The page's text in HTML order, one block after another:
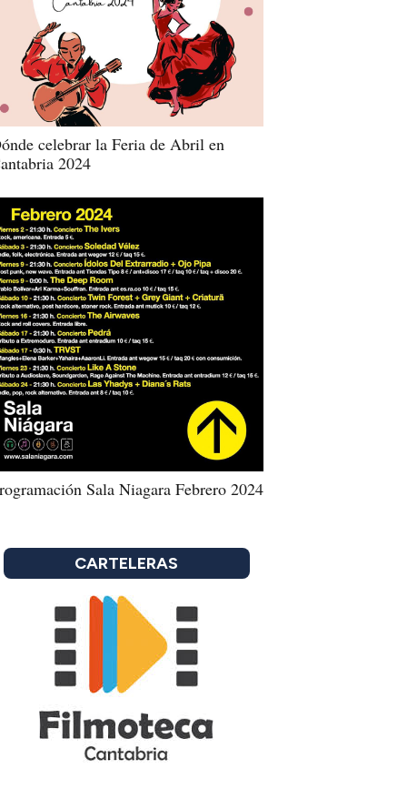
celebrar la Feria de Abril en
2024
Sala Niagara Febrero 2024
CARTELERAS